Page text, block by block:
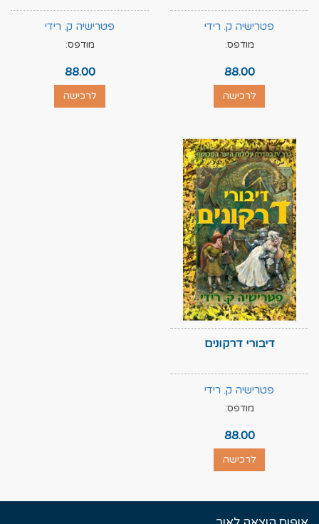
פטרישיה ק. רידי
מודפס:
88.00
לרכישה
פטרישיה ק. רידי
מודפס:
88.00
לרכישה
דיבורי דרקונים
פטרישיה ק. רידי
מודפס:
88.00
לרכישה